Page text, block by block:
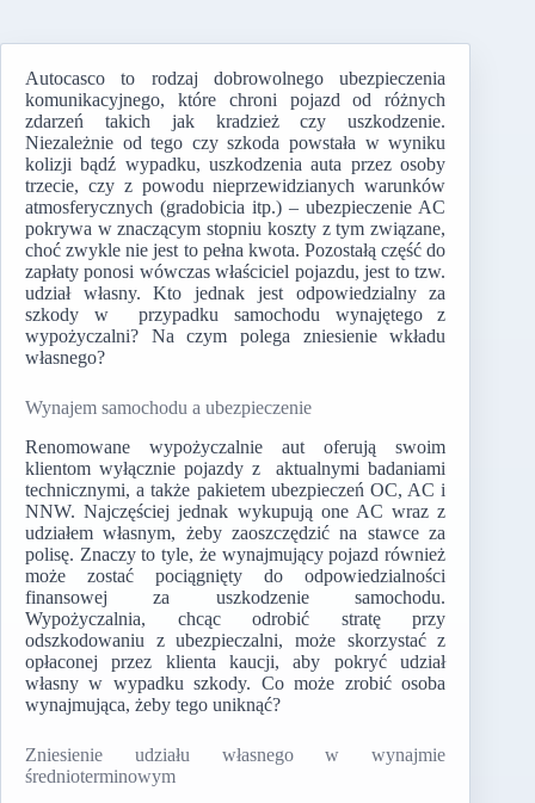
Autocasco to rodzaj dobrowolnego ubezpieczenia
komunikacyjnego, które chroni pojazd od różnych
zdarzeń takich jak kradzież czy uszkodzenie.
Niezależnie od tego czy szkoda powstała w wyniku
kolizji bądź wypadku, uszkodzenia auta przez osoby
trzecie, czy z powodu nieprzewidzianych warunków
atmosferycznych (gradobicia itp.) – ubezpieczenie AC
pokrywa w znaczącym stopniu koszty z tym związane,
choć zwykle nie jest to pełna kwota. Pozostałą część do
zapłaty ponosi wówczas właściciel pojazdu, jest to tzw.
udział własny. Kto jednak jest odpowiedzialny za
szkody w przypadku samochodu wynajętego z
wypożyczalni? Na czym polega zniesienie wkładu
własnego?
Wynajem samochodu a ubezpieczenie
Renomowane wypożyczalnie aut oferują swoim
klientom wyłącznie pojazdy z aktualnymi badaniami
technicznymi, a także pakietem ubezpieczeń OC, AC i
NNW. Najczęściej jednak wykupują one AC wraz z
udziałem własnym, żeby zaoszczędzić na stawce za
polisę. Znaczy to tyle, że wynajmujący pojazd również
może zostać pociągnięty do odpowiedzialności
finansowej za uszkodzenie samochodu.
Wypożyczalnia, chcąc odrobić stratę przy
odszkodowaniu z ubezpieczalni, może skorzystać z
opłaconej przez klienta kaucji, aby pokryć udział
własny w wypadku szkody. Co może zrobić osoba
wynajmująca, żeby tego uniknąć?
Zniesienie udziału własnego w wynajmie
średnioterminowym